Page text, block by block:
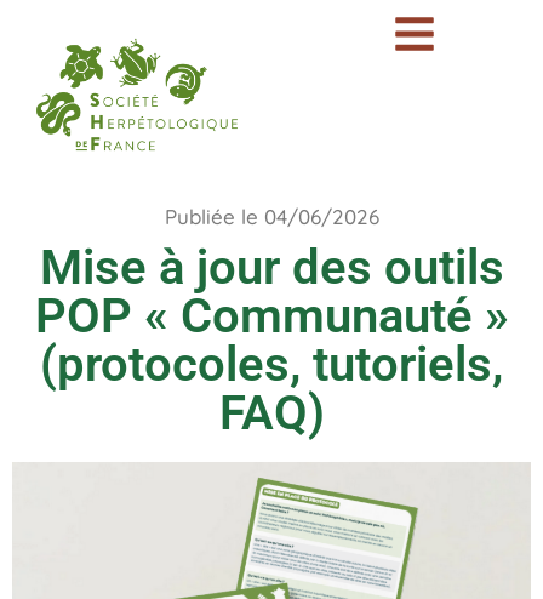
Publiée le 04/06/2026
Mise à jour des outils
POP « Communauté »
(protocoles, tutoriels,
FAQ)